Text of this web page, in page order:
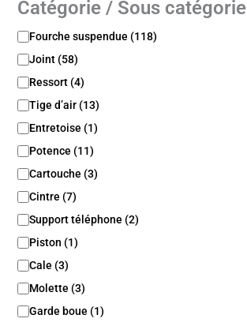
tCatégorie / Sous catégorie
C
t
é
g
o
r
i
e
/
S
u
s
a
t
é
g
Fourche suspendue (118)
Joint (58)
Ressort (4)
Tige d’air (13)
Entretoise (1)
Potence (11)
Cartouche (3)
Cintre (7)
Support téléphone (2)
Piston (1)
Cale (3)
Molette (3)
Garde boue (1)